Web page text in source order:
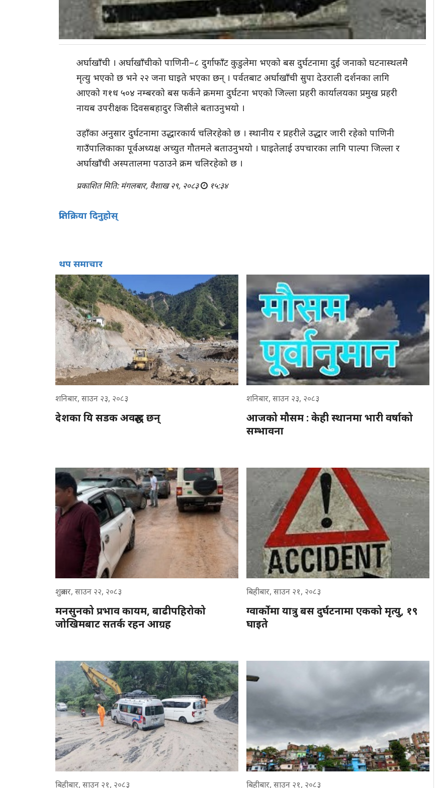
अर्घाखाँची । अर्घाखाँचीको पाणिनी–८ दुर्गाफाँट कुडुलेमा भएको बस दुर्घटनामा दुई जनाको घटनास्थलमै
मृत्यु भएको छ भने २२ जना घाइते भएका छन् । पर्वतबाट अर्घाखाँची सुपा देउराली दर्शनका लागि
आएको ग१ध ५०४ नम्बरको बस फर्कने क्रममा दुर्घटना भएको जिल्ला प्रहरी कार्यालयका प्रमुख प्रहरी
नायब उपरीक्षक दिवसबहादुर जिसीले बताउनुभयो ।
उहाँका अनुसार दुर्घटनामा उद्धारकार्य चलिरहेको छ । स्थानीय र प्रहरीले उद्धार जारी रहेको पाणिनी
गाउँपालिकाका पूर्वअध्यक्ष अच्युत गौतमले बताउनुभयो । घाइतेलाई उपचारका लागि पाल्पा जिल्ला र
अर्घाखाँची अस्पतालमा पठाउने क्रम चलिरहेको छ ।
प्रकाशित मिति: मंगलबार, वैशाख २९, २०८३ १५:३४
प्रतिक्रिया दिनुहोस्
थप समाचार
शनिबार, साउन २३, २०८३
देशका यि सडक अवरुद्ध छन्
शनिबार, साउन २३, २०८३
आजको मौसम : केही स्थानमा भारी वर्षाको
सम्भावना
शुक्रबार, साउन २२, २०८३
मनसुनको प्रभाव कायम, बाढीपहिरोको
जोखिमबाट सतर्क रहन आग्रह
बिहीबार, साउन २१, २०८३
ग्वार्कोमा यात्रु बस दुर्घटनामा एकको मृत्यु, १९
घाइते
बिहीबार, साउन २१, २०८३ बिहीबार, साउन २१, २०८३